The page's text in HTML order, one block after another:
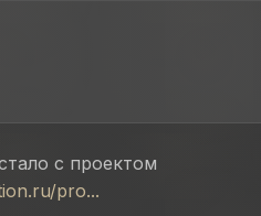
с проектом
pro...